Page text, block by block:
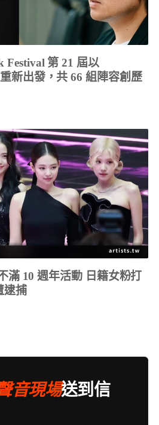
Festival 第 21 屆以
新出發，共 66 組陣容創歷
10 週年活動 日籍女粉打
逮捕
音現場送到信